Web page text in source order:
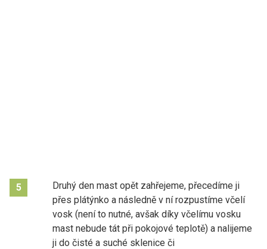
5
Druhý den mast opět zahřejeme, přecedíme ji
přes plátýnko a následně v ní rozpustíme včelí
vosk (není to nutné, avšak díky včelímu vosku
mast nebude tát při pokojové teplotě) a nalijeme
ji do čisté a suché sklenice či